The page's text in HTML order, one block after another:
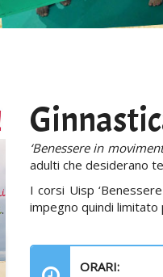
‘Benessere in
adulti che desiderano
I corsi Uisp
impegno quindi limitato
ORARI: